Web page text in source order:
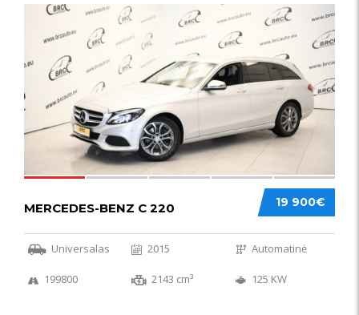
52
19 900€
MERCEDES-BENZ C 220
Universalas 2015 Automatinė
199800 2143 cm³ 125 KW